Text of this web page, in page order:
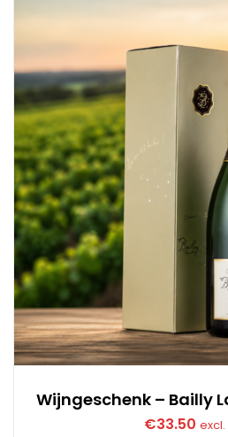
Wijngeschenk – Bailly
€33.50 excl.